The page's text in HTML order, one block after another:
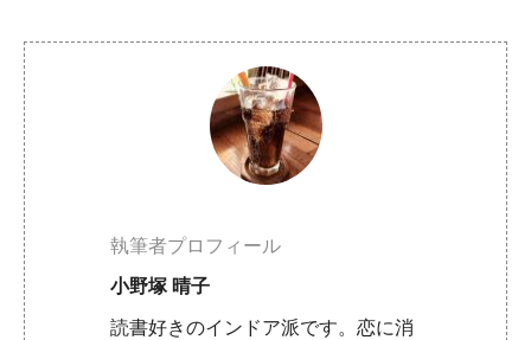
執筆者プロフィール
小野塚 晴子
読書好きのインドア派です。恋に消